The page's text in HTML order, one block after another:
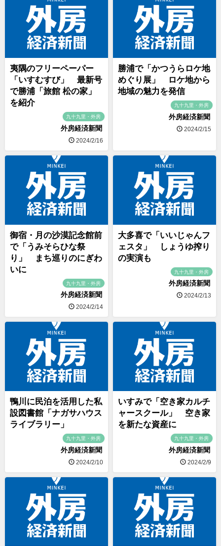
夷隅のフリーペーパー
「いすむすび」 最新号
で勝浦「旅館 松の家」
を紹介
九十九里・外房
外房経済新聞
2024/2/16
勝浦で「かつうらロケ地
めぐり展」 ロケ地から
地域の魅力を発信
九十九里・外房
外房経済新聞
2024/2/15
御宿・月の沙漠記念館前
で「うみそらひな祭
り」 まち巡りのにぎわ
いに
九十九里・外房
外房経済新聞
2024/2/14
大多喜で「いいじゃんフ
ェスタ」 しょうゆ搾り
の実演も
九十九里・外房
外房経済新聞
2024/2/13
鴨川に民泊を活用した私
設図書館「ナガサハウス
ライブラリー」
九十九里・外房
外房経済新聞
2024/2/10
いすみで「空き家カルチ
ャースクール」 空き家
を新たな資産に
九十九里・外房
外房経済新聞
2024/2/9